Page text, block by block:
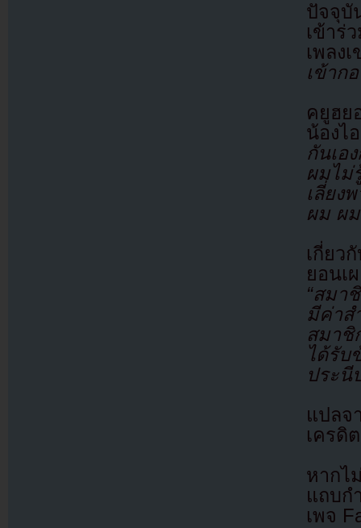
ปัจจุบั
เข้าร่
เพลง
เข้าก
คยูฮย
น้องไ
กันเอ
ผมไม่
เลี่ยง
ผม ผ
เกี่ยว
ยอน
“สมา
มีค่าส
สมาชิ
ได้รั
ประนี
แปล
เครดิ
หากไ
แถบก
เพจ